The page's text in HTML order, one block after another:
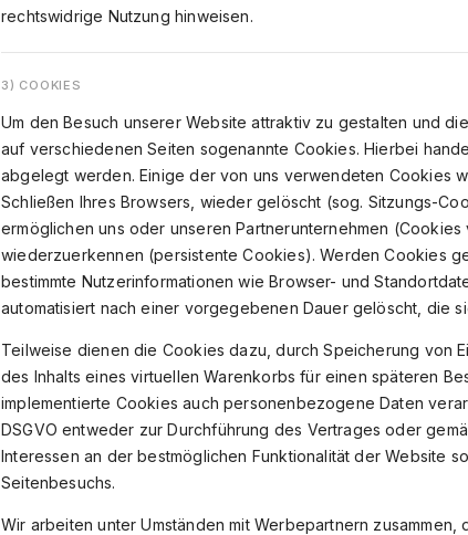
rechtswidrige Nutzung hinweisen.
3) COOKIES
Um den Besuch unserer Website attraktiv zu gestalten und
auf verschiedenen Seiten sogenannte Cookies. Hierbei
abgelegt werden. Einige der von uns verwendeten Cookies
Schließen Ihres Browsers, wieder gelöscht (sog. Sitzungs-
ermöglichen uns oder unseren Partnerunternehmen
wiederzuerkennen (persistente Cookies). Werden Cookies
bestimmte Nutzerinformationen wie Browser- und
automatisiert nach einer vorgegebenen Dauer gelöscht, die
Teilweise dienen die Cookies dazu, durch Speicherung von
des Inhalts eines virtuellen Warenkorbs für einen späteren
implementierte Cookies auch personenbezogene Daten
DSGVO entweder zur Durchführung des Vertrages oder
Interessen an der bestmöglichen Funktionalität der Website
Seitenbesuchs.
Wir arbeiten unter Umständen mit Werbepartnern